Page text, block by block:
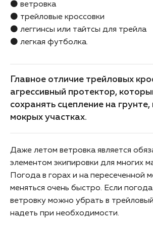
⚫ ветровка
⚫ трейловые кроссовки
⚫ леггинсы или тайтсы для трейла
⚫ легкая футболка.
Главное отличие трейловых
агрессивный протектор,
сохранять сцепление на грунте,
мокрых участках.
Даже летом ветровка является
элементом экипировки для многих
Погода в горах и на пересеченной
меняться очень быстро. Если
ветровку можно убрать в
надеть при необходимости.